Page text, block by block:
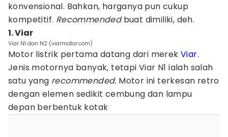
konvensional. Bahkan, harganya pun cukup
kompetitif. Recommendedbuat dimiliki, deh.
1. Viar
Viar N1 dan N2 (viarmotor.com)
Motor listrik pertama datang dari merek Viar.
Jenis motornya banyak, tetapi Viar N1 ialah salah
satu yang recommended. Motor ini terkesan retro
dengan elemen sedikit cembung dan lampu
depan berbentuk kotak